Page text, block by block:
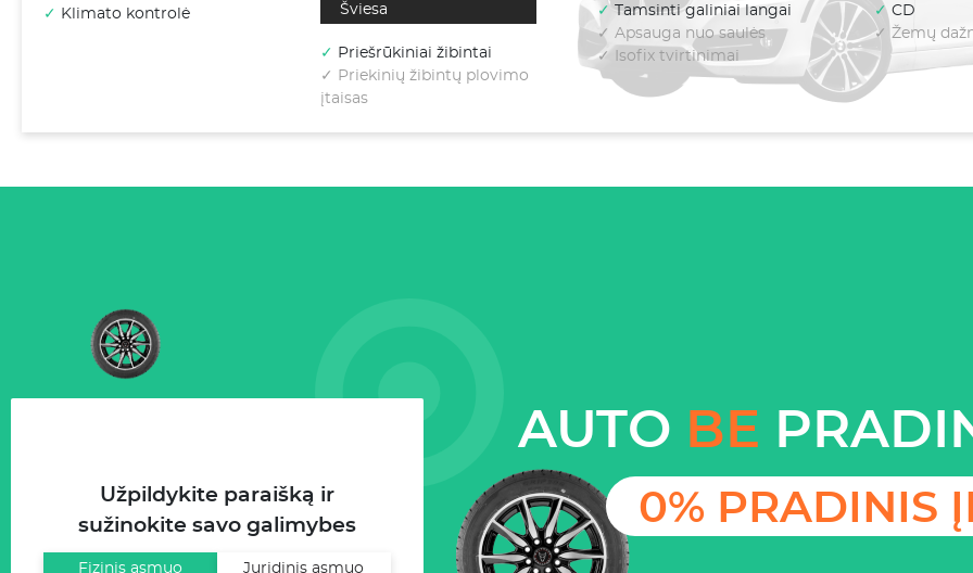
✓ Klimato kontrolė Šviesa
✓ Priešrūkiniai žibintai
✓ Priekinių žibintų plovimo
įtaisas
✓ Tamsinti galiniai langai
✓ Apsauga nuo saulės
✓ Isofix tvirtinimai
✓CD
✓ Žemų
AUTO BE
0% PRADINIS
Užpildykite paraišką ir
sužinokite savo galimybes
Fizinis asmuo Juridinis asmuo